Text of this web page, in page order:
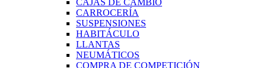
CAJAS DE CAMBIO
CARROCERÍA
SUSPENSIONES
HABITÁCULO
LLANTAS
NEUMÁTICOS
COMPRA DE COMPETICIÓN